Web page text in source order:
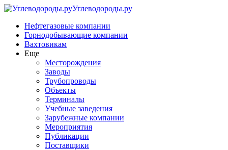
Углеводороды.ру
Нефтегазовые компании
Горнодобывающие компании
Вахтовикам
Еще
Месторождения
Заводы
Трубопроводы
Объекты
Терминалы
Учебные заведения
Зарубежные компании
Мероприятия
Публикации
Поставщики